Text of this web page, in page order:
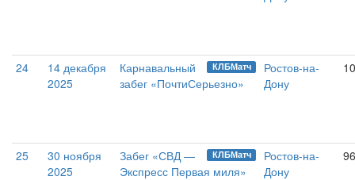
24
14 декабря
2025
КЛБМатч
Карнавальный
забег «ПочтиСерьезно»
Ростов-на-
Дону
25
30 ноября
2025
КЛБМатч
Забег «СВД —
Экспресс Первая миля»
Ростов-на-
Дону